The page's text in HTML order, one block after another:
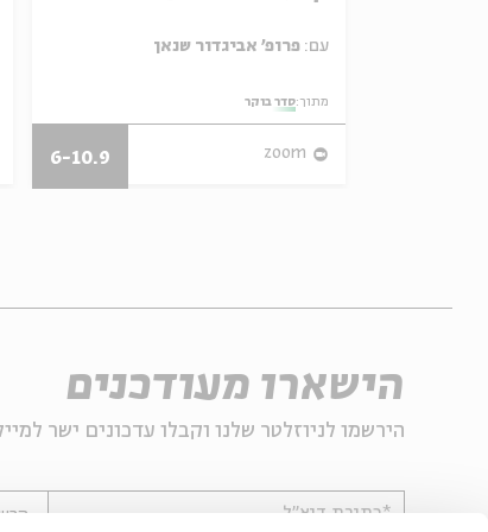
עם:
מתוך:סדר בוקר
zoom
6-10.9
הישארו מעודכנים
הירשמו לניוזלטר שלנו וקבלו עדכונים ישר
*כתובת דוא"ל